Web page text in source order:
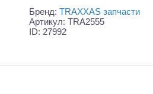
Шорт-корсы
Бренд: TRAXXAS запчасти
Артикул: TRA2555
ID: 27992